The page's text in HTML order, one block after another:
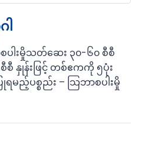
ါ
ပါးမှိုသတ်ဆေး ၃၀-၆၀ စီစီ
နှုန်းဖြင့် တစ်ဧကကို ၅ပုံး
မည့်ပစ္စည်း – သြဘာစပါးမှို